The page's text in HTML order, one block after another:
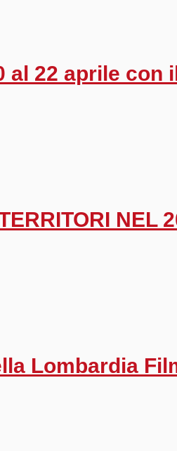
al 22 aprile con
NEL
Lombardia